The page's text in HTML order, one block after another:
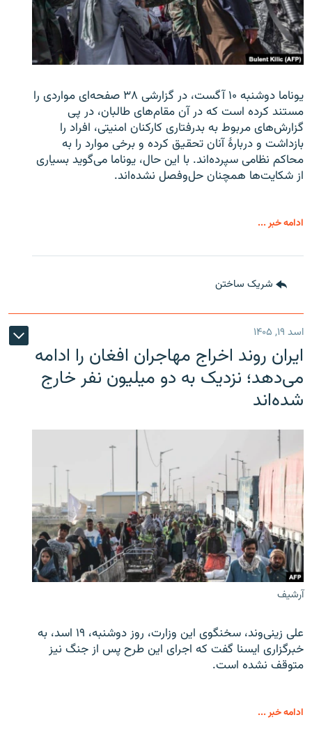
یوناما دوشنبه ۱۰ آگست، در گزارشی ۳۸ صفحه‌ای مواردی را
مستند کرده است که در آن مقام‌های طالبان، در پی
گزارش‌های مربوط به بدرفتاری کارکنان امنیتی، افراد را
بازداشت و دربارهٔ آنان تحقیق کرده و برخی موارد را به
محاکم نظامی سپرده‌اند. با این حال، یوناما می‌گوید بسیاری
از شکایت‌ها همچنان حل‌وفصل نشده‌اند.
ادامه خبر ...
شریک ساختن
اسد ۱۹, ۱۴۰۵
ایران روند اخراج مهاجران افغان را ادامه
می‌دهد؛ نزدیک به دو میلیون نفر خارج
شده‌اند
آرشیف
علی زینی‌وند، سخنگوی این وزارت، روز دوشنبه، ۱۹ اسد، به
خبرگزاری ایسنا گفت که اجرای این طرح پس از جنگ نیز
متوقف نشده است.
ادامه خبر ...